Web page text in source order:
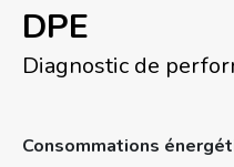
DPE
Diagnostic de
Consommations